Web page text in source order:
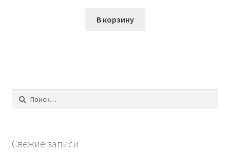
В корзину
Найти:
Свежие записи